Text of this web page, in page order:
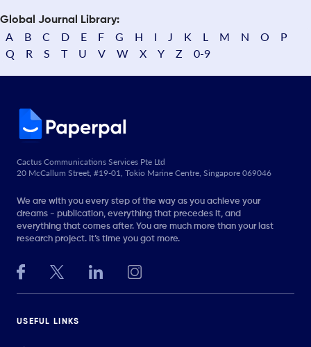
Global Journal Library:
A B C D E F G H I J K L M N O
P
Q
R S T U V W X Y Z 0-9
Cactus Communications Services Pte Ltd
20 McCallum Street, #19-01, Tokio Marine Centre, Singapore 069046
We are with you every step of the way as you achieve your
dreams - publication, everything that precedes it, and
everything that comes after. You are much more than your last
research project. It’s time you got more.
USEFUL LINKS